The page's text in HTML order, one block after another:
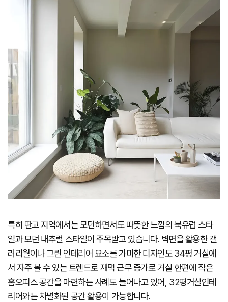
특히 판교 지역에서는 모던하면서도 따뜻한 느낌의 북유럽 스타
일과 모던 내추럴 스타일이 주목받고 있습니다. 벽면을 활용한 갤
러리월이나 그린 인테리어 요소를 가미한 디자인도 34평 거실에
서 자주 볼 수 있는 트렌드로 재택 근무 증가로 거실 한편에 작은
홈오피스 공간을 마련하는 사례도 늘어나고 있어, 32평거실인테
리어와는 차별화된 공간 활용이 가능합니다.